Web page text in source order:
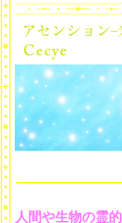
人間や生物の霊